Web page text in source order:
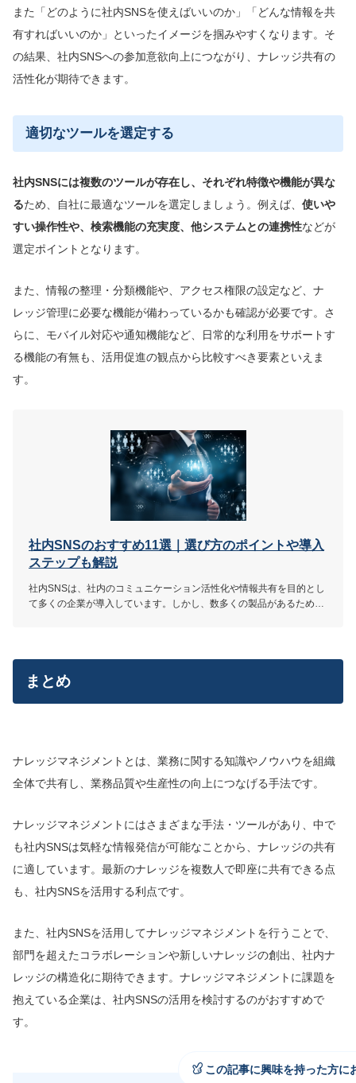
また「どのように社内SNSを使えばいいのか」「どんな情報を共
有すればいいのか」といったイメージを掴みやすくなります。そ
の結果、社内SNSへの参加意欲向上につながり、ナレッジ共有の
活性化が期待できます。
適切なツールを選定する
社内SNSには複数のツールが存在し、それぞれ特徴や機能が異な
るため、自社に最適なツールを選定しましょう。例えば、 使いや
すい操作性や、検索機能の充実度、他システムとの連携性などが
選定ポイントとなります。
また、情報の整理・分類機能や、アクセス権限の設定など、ナ
レッジ管理に必要な機能が備わっているかも確認が必要です。さ
らに、モバイル対応や通知機能など、日常的な利用をサポートす
る機能の有無も、活用促進の観点から比較すべき要素といえま
す。
社内SNSのおすすめ11選｜選び方のポイントや導入
ステップも解説
社内SNSは、社内のコミュニケーション活性化や情報共有を目的とし
て多くの企業が導入しています。しかし、数多くの製品があるため、
まとめ
ナレッジマネジメントとは、業務に関する知識やノウハウを組織
全体で共有し、業務品質や生産性の向上につなげる手法です。
ナレッジマネジメントにはさまざまな手法・ツールがあり、中で
も社内SNSは気軽な情報発信が可能なことから、ナレッジの共有
に適しています。最新のナレッジを複数人で即座に共有できる点
も、社内SNSを活用する利点です。
また、社内SNSを活用してナレッジマネジメントを行うことで、
部門を超えたコラボレーションや新しいナレッジの創出、社内ナ
レッジの構造化に期待できます。ナレッジマネジメントに課題を
抱えている企業は、社内SNSの活用を検討するのがおすすめで
す。
この記事に興味を持った方に